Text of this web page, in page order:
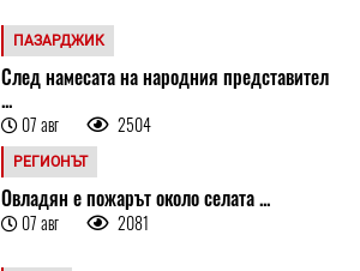
ПАЗАРДЖИК
След намесата на народния представител
...
07 авг 2504
РЕГИОНЪТ
Овладян е пожарът около селата ...
07 авг 2081